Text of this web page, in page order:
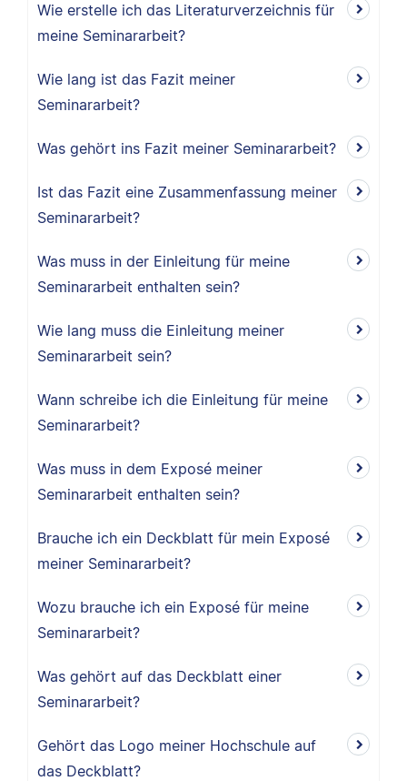
Wie erstelle ich das Literaturverzeichnis für
meine Seminararbeit?
Wie lang ist das Fazit meiner
Seminararbeit?
Was gehört ins Fazit meiner Seminararbeit?
Ist das Fazit eine Zusammenfassung meiner
Seminararbeit?
Was muss in der Einleitung für meine
Seminararbeit enthalten sein?
Wie lang muss die Einleitung meiner
Seminararbeit sein?
Wann schreibe ich die Einleitung für meine
Seminararbeit?
Was muss in dem Exposé meiner
Seminararbeit enthalten sein?
Brauche ich ein Deckblatt für mein Exposé
meiner Seminararbeit?
Wozu brauche ich ein Exposé für meine
Seminararbeit?
Was gehört auf das Deckblatt einer
Seminararbeit?
Gehört das Logo meiner Hochschule auf
das Deckblatt?